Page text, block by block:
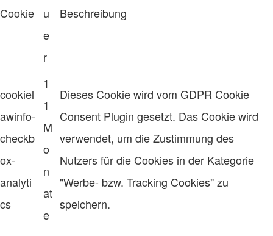
Cookie
u
e
r
Beschreibung
cookiel
awinfo-
checkb
ox-
analyti
cs
1
1
M
o
n
at
e
Dieses Cookie wird vom GDPR Cookie
Consent Plugin gesetzt. Das Cookie wird
verwendet, um die Zustimmung des
Nutzers für die Cookies in der Kategorie
"Werbe- bzw. Tracking Cookies" zu
speichern.